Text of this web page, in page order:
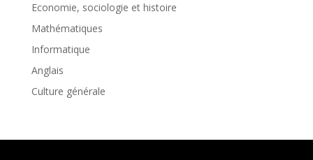
Economie, sociologie et histoire
Mathématiques
Informatique
Anglais
Culture générale